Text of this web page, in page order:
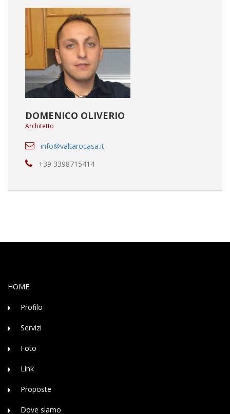
DOMENICO OLIVERIO
Architetto
info@valtarocasa.it
+39 3398715414
HOME
Profilo
Servizi
Foto
Link
Proposte
Dove siamo